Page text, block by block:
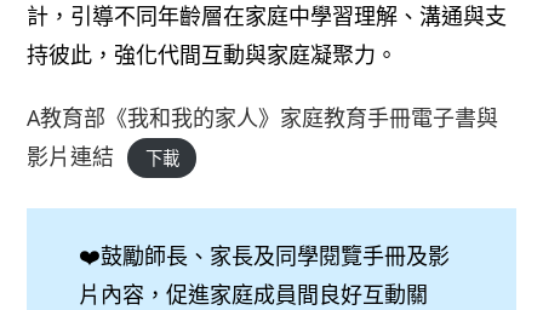
計，引導不同年齡層在家庭中學習理解、溝通與支
持彼此，強化代間互動與家庭凝聚力。
A教育部《我和我的家人》家庭教育手冊電子書與
影片連結
下載
❤️鼓勵師長、家長及同學閱覽手冊及影
片內容，促進家庭成員間良好互動關